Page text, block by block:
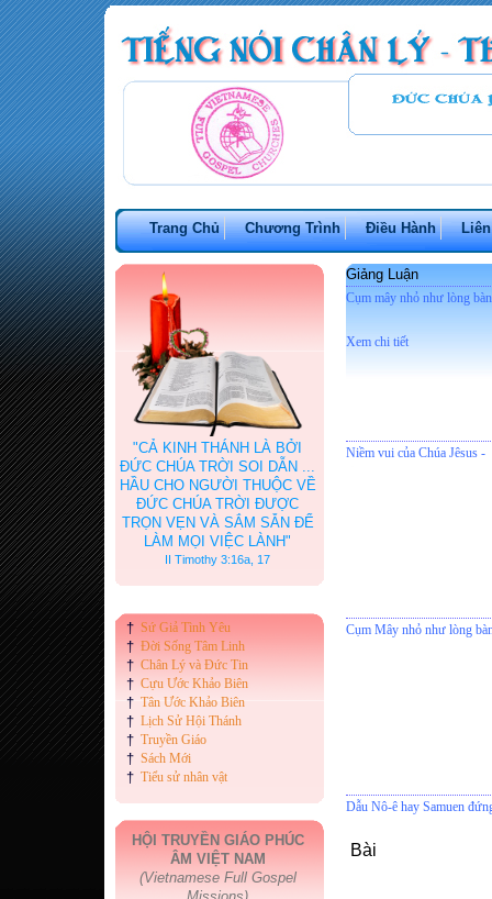
Trang Chủ Chương Trình Điều Hành
"CẢ KINH THÁNH LÀ BỞI
ĐỨC CHÚA TRỜI SOI DẪN ...
HẦU CHO NGƯỜI THUỘC VỀ
ĐỨC CHÚA TRỜI ĐƯỢC
TRỌN VẸN VÀ SẮM SẴN ĐỂ
LÀM MỌI VIỆC LÀNH"
II Timothy 3:16a, 17
† Sứ Giả Tình Yêu
† Đời Sống Tâm Linh
† Chân Lý và Đức Tin
† Cựu Ước Khảo Biên
† Tân Ước Khảo Biên
† Lịch Sử Hội Thánh
† Truyền Giáo
† Sách Mới
† Tiểu sử nhân vật
HỘI TRUYỀN GIÁO PHÚC
ÂM VIỆT NAM
(Vietnamese Full Gospel
Giảng Luận
Cụm mây nhỏ như lòng
Xem chi tiết
Niềm vui của Chúa Jêsus -
Cụm Mây nhỏ như lòng
Dẫu Nô-ê hay Samuen
Bài